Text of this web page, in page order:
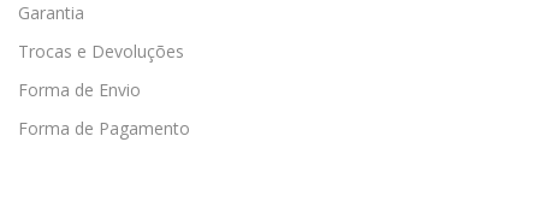
Garantia
Trocas e Devoluções
Forma de Envio
Forma de Pagamento